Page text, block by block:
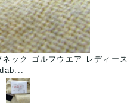
ック ゴルフウエア レディース